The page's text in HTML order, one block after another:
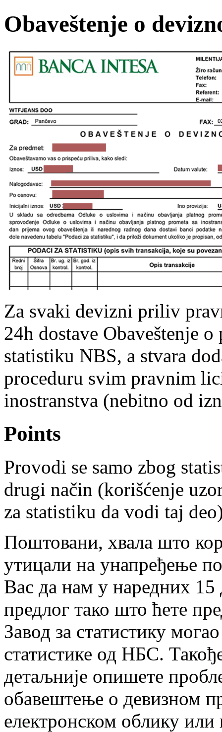
Obaveštenje o
Za svaki devizni priliv
24h dostave Obaveštenje
statistiku NBS, a stvara
proceduru svim pravnim
inostranstva (nebitno od
Points
Provodi se samo zbog
drugi način (korišćenje
za statistiku da vodi taj
Поштовани, хвала што
утицали на унапређење
Вас да нам у наредних 15
предлог тако што ћете
Завод за статистику
статистике од НБС.
детаљније опишете
обавештење о девизном
електронском облику или